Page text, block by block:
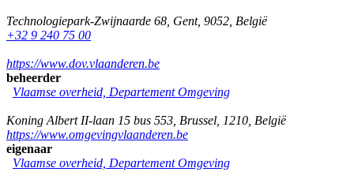
Technologiepark-Zwijnaarde 68 Gent, 9052 België
+32 9 240 75 00
https://www.dov.vlaanderen.be
beheerder
Vlaamse overheid, Departement Omgeving
Koning Albert II-laan 15 bus 553 Brussel 1210 België
https://www.omgevingvlaanderen.be
eigenaar
Vlaamse overheid, Departement Omgeving